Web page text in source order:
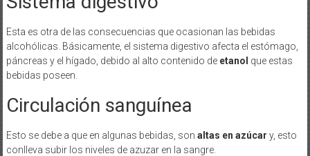
Esta es otra de las consecuencias que ocasionan las bebidas
alcohólicas. Básicamente, el sistema digestivo afecta el estómago,
páncreas y el hígado, debido al alto contenido de etanol que estas
bebidas poseen.
Circulación sanguínea
Esto se debe a que en algunas bebidas, son altas en azúcar y, esto
conlleva subir los niveles de azuzar en la sangre.